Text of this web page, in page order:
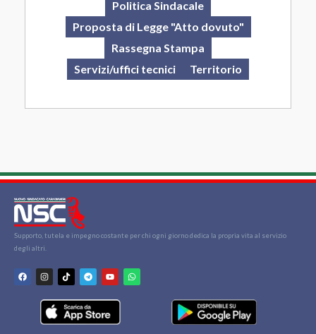
Politica Sindacale
Proposta di Legge "Atto dovuto"
Rassegna Stampa
Servizi/uffici tecnici
Territorio
Supporto, tutela e impegno costante per chi ogni giorno dedica la propria vita al servizio
degli altri.